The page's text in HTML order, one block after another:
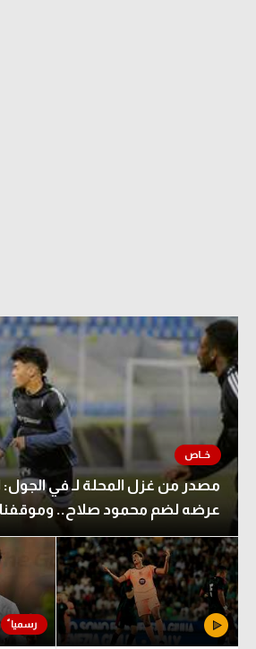
مصدر من غزل المحلة لـ في الجول:
عرضه لضم محمود صلاح..